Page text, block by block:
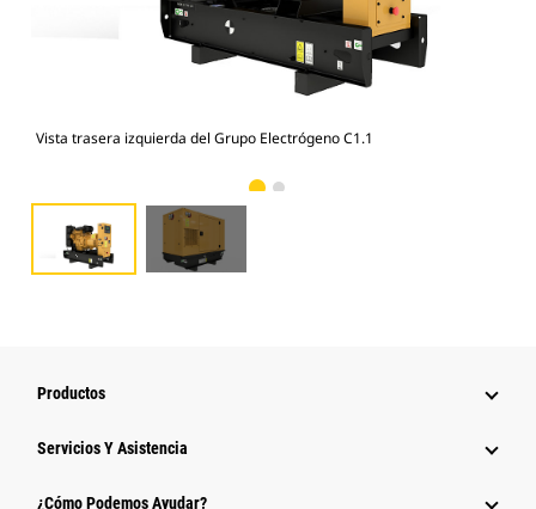
Vista trasera izquierda del Grupo Electrógeno C1.1
Productos
Servicios Y Asistencia
¿Cómo Podemos Ayudar?